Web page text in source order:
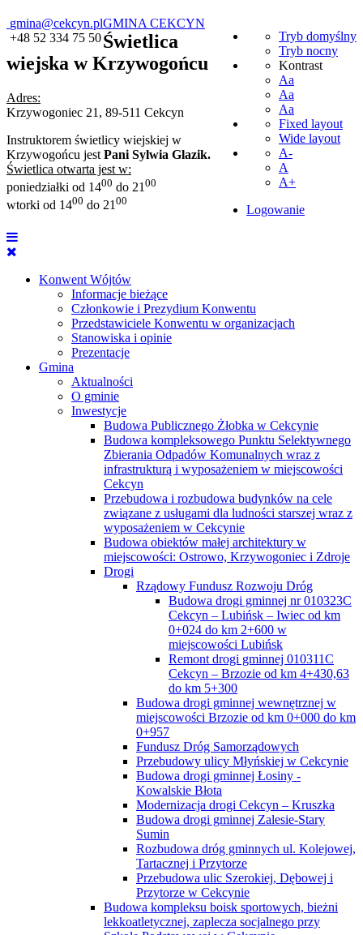
gmina@cekcyn.pl
+48 52 334 75 50
Tryb domyślny
Tryb nocny
Kontrast
Aa
Aa
Aa
Fixed layout
Wide layout
A-
A
A+
Logowanie
GMINA CEKCYN
Konwent Wójtów
Informacje bieżące
Członkowie i Prezydium Konwentu
Przedstawiciele Konwentu w organizacjach
Stanowiska i opinie
Prezentacje
Gmina
Aktualności
O gminie
Inwestycje
Budowa Publicznego Żłobka w Cekcynie
Budowa kompleksowego Punktu Selektywnego
Zbierania Odpadów Komunalnych wraz z
infrastrukturą i wyposażeniem w miejscowości
Cekcyn
Przebudowa i rozbudowa budynków na cele
związane z usługami dla ludności starszej wraz z
wyposażeniem w Cekcynie
Budowa obiektów małej architektury w
miejscowości: Ostrowo, Krzywogoniec i Zdroje
Drogi
Rządowy Fundusz Rozwoju Dróg
Budowa drogi gminnej nr 010323C
Cekcyn – Lubińsk – Iwiec od km
0+024 do km 2+600 w
miejscowości Lubińsk
Remont drogi gminnej 010311C
Cekcyn – Brzozie od km 4+430,63
do km 5+300
Budowa drogi gminnej wewnętrznej w
miejscowości Brzozie od km 0+000 do km
0+957
Fundusz Dróg Samorządowych
Przebudowy ulicy Młyńskiej w Cekcynie
Budowa drogi gminnej Łosiny -
Kowalskie Błota
Modernizacja drogi Cekcyn – Kruszka
Budowa drogi gminnej Zalesie-Stary
Sumin
Rozbudowa dróg gminnych ul. Kolejowej,
Tartacznej i Przytorze
Przebudowa ulic Szerokiej, Dębowej i
Przytorze w Cekcynie
Budowa kompleksu boisk sportowych, bieżni
lekkoatletycznej, zaplecza socjalnego przy
Świetlica
wiejska w Krzywogońcu
Adres:
Krzywogoniec 21, 89-511 Cekcyn
Instruktorem świetlicy wiejskiej w
Krzywogońcu jest Pani Sylwia Glazik.
Świetlica otwarta jest w:
poniedziałki od 1400 do 21 00
wtorki od 1400 do 2100